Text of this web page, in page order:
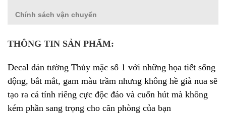
Chính sách vận chuyển
THÔNG TIN SẢN PHẨM:
Decal dán tường Thủy mặc số 1 với những họa tiết sống
động, bắt mắt, gam màu trầm nhưng không hề già nua sẽ
tạo ra cá tính riêng cực độc đáo và cuốn hút mà không
kém phần sang trọng cho căn phòng của bạn